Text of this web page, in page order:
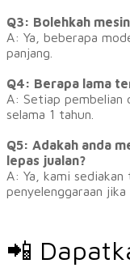
Q3: Bolehkah
A: Ya, beberapa
panjang.
Q4: Berapa lama
A: Setiap pembelian
selama 1 tahun.
Q5: Adakah anda
lepas jualan?
A: Ya, kami
penyelenggaraan jika
📲